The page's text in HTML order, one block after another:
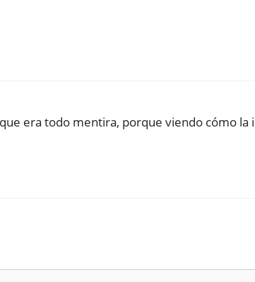
era todo mentira, porque viendo cómo la